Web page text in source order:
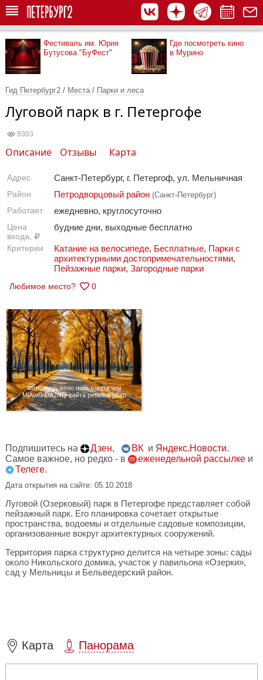
Фестиваль им. Юрия
Бутусова "БуФест"
Где посмотреть кино
в Мурино
Гид Петербург2 / Места / Парки и леса
Луговой парк в г. Петергофе
8303
Описание Отзывы Карта
Адрес Санкт-Петербург, г. Петергоф, ул. Мельничная
Район Петродворцовый район (Санкт-Петербург)
Работает ежедневно, круглосуточно
Цена
входа,
будние дни, выходные бесплатно
Критерии Катание на велосипеде, Бесплатные, Парки с
архитектурными достопримечательностями,
Пейзажные парки, Загородные парки
Любимое место? 0
Фото загружено пользователем
MjAwO DA2NQ сайта peterburg2.ru
Подпишитесь на Дзен, ВК и Яндекс.Новости.
Самое важное, но редко - в
еженедельной рассылке и
Телеге.
Дата открытия на сайте: 05.10.2018
Луговой (Озерковый) парк в Петергофе представляет собой
пейзажный парк. Его планировка сочетает открытые
пространства, водоемы и отдельные садовые композиции,
организованные вокруг архитектурных сооружений.
Территория парка структурно делится на четыре зоны: сады
около Никольского домика, участок у павильона «Озерки»,
сад у Мельницы и Бельведерский район.
Карта Панорама